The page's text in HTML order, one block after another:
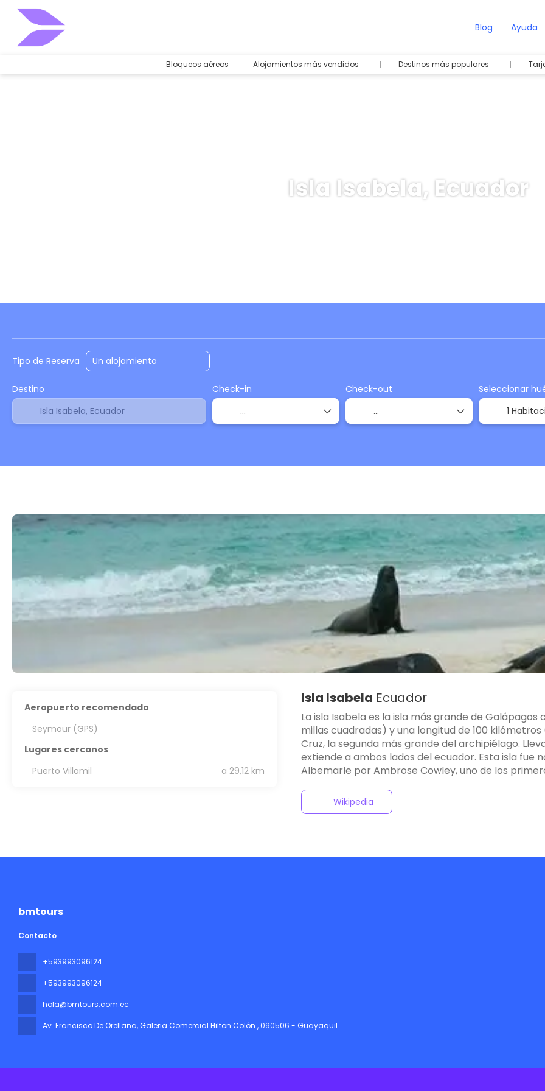
Blog Ayuda
Bloqueos aéreos Alojamientos más vendidos Destinos más populares
Isla Isabela, Ecuador
Tipo de Reserva
Destino Check-in Check-out
Seleccionar
1
Isla Isabela Ecuador
La isla Isabela es la isla más grande de
millas cuadradas) y una longitud de 100
Cruz, la segunda más grande del archipiélago.
extiende a ambos lados del ecuador. Esta isla
Albemarle por Ambrose Cowley, uno de los
Wikipedia
Aeropuerto recomendado
Seymour (GPS)
Lugares cercanos
Puerto Villamil
a 29,12 km
bmtours
Contacto
+593993096124
+593993096124
hola@bmtours.com.ec
Av. Francisco De Orellana, Galeria Comercial Hilton Colón , 090506 - Guayaquil